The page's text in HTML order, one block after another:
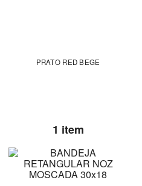
PRATO RED BEGE
1 item